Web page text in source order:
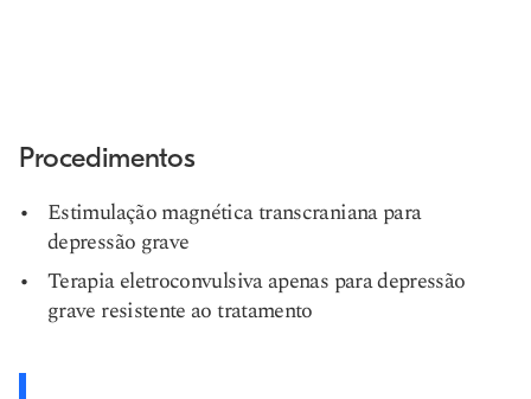
Procedimentos
Estimulação magnética transcraniana para
depressão grave
Terapia eletroconvulsiva apenas para depressão
grave resistente ao tratamento